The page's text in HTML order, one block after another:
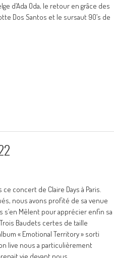
d’Ada Oda, le retour en grâce des
Dos Santos et le sursaut 90’s de
concert de Claire Days à Paris.
nous avons profité de sa venue
s’en Mêlent pour apprécier enfin sa
Baudets certes de taille
« Emotional Territory » sorti
live nous a particulièrement